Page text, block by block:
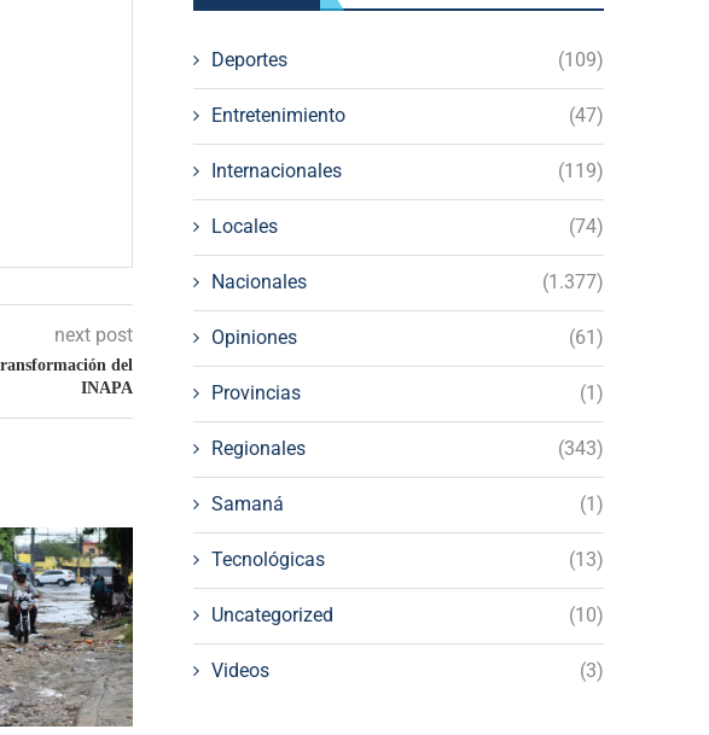
next post
del
INAPA
Deportes (109)
Entretenimiento (47)
Internacionales (119)
Locales (74)
Nacionales (1.377)
Opiniones (61)
Provincias (1)
Regionales (343)
Samaná (1)
Tecnológicas (13)
Uncategorized (10)
Videos (3)